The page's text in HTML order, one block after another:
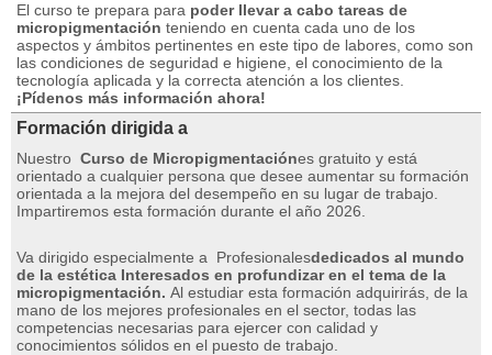
El curso te prepara para poder llevar a cabo tareas de
micropigmentación teniendo en cuenta cada uno de los
aspectos y ámbitos pertinentes en este tipo de labores, como son
las condiciones de seguridad e higiene, el conocimiento de la
tecnología aplicada y la correcta atención a los clientes.
¡Pídenos más información ahora!
Formación dirigida a
Nuestro Curso de Micropigmentaciónes gratuito y está
orientado a cualquier persona que desee aumentar su formación
orientada a la mejora del desempeño en su lugar de trabajo.
Impartiremos esta formación durante el año 2026.
Va dirigido especialmente a Profesionalesdedicados al mundo
de la estética Interesados ​​en profundizar en el tema de la
micropigmentación. Al estudiar esta formación adquirirás, de la
mano de los mejores profesionales en el sector, todas las
competencias necesarias para ejercer con calidad y
conocimientos sólidos en el puesto de trabajo.